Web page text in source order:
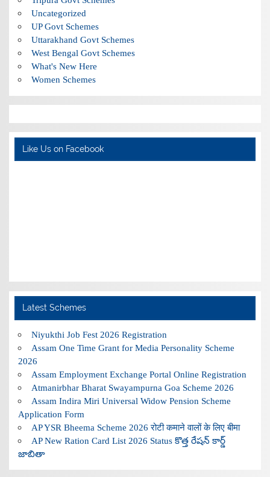
Uncategorized
UP Govt Schemes
Uttarakhand Govt Schemes
West Bengal Govt Schemes
What's New Here
Women Schemes
Like Us on Facebook
Latest Schemes
Niyukthi Job Fest 2026 Registration
Assam One Time Grant for Media Personality Scheme
2026
Assam Employment Exchange Portal Online Registration
Atmanirbhar Bharat Swayampurna Goa Scheme 2026
Assam Indira Miri Universal Widow Pension Scheme
Application Form
AP YSR Bheema Scheme 2026 रोटी कमाने वालों के लिए बीमा
AP New Ration Card List 2026 Status కొత్త రేషన్ కార్డ్
జాబితా